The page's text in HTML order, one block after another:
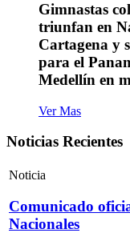
Gimnastas
triunfan en
Cartagena y
para el
Medellín en
Ver Mas
Noticias Recientes
Noticia
Comunicado
Nacionales